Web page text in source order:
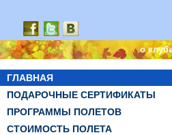
о
ГЛАВНАЯ
ПОДАРОЧНЫЕ СЕРТИФИКАТЫ
ПРОГРАММЫ ПОЛЕТОВ
СТОИМОСТЬ ПОЛЕТА